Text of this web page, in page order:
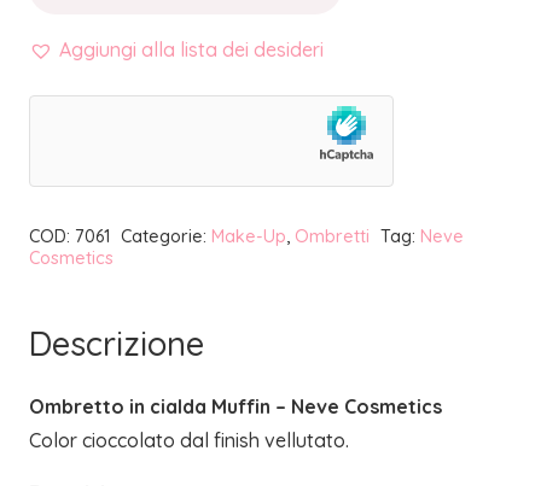
MUFFIN
quantità
Aggiungi alla lista dei desideri
COD: 7061 Categorie: Make-Up Ombretti Tag: Neve
Cosmetics
Descrizione
Ombretto in cialda Muffin – Neve Cosmetics
Color cioccolato dal finish vellutato.